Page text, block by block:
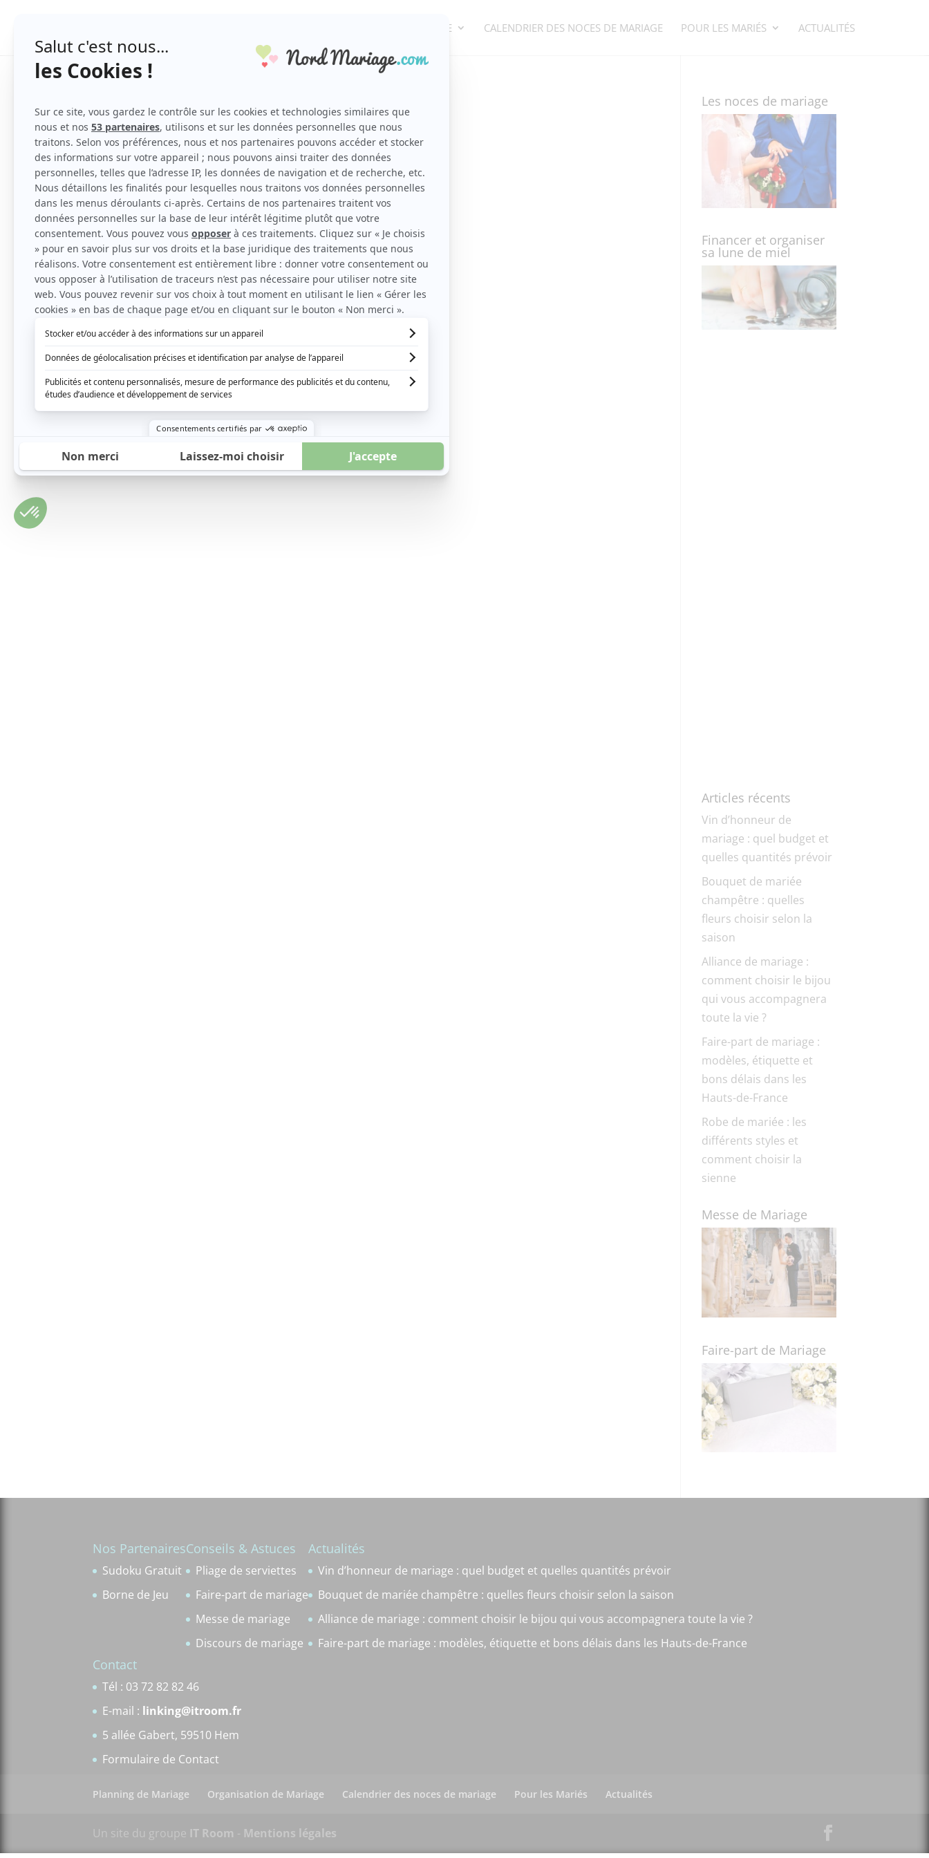
ORGANISATION DE MARIAGE CALENDRIER DES NOCES DE MARIAGE POUR LES MARIÉS ACTUALITÉS
Alliance de mariage Les noces de mariage
Financer et organiser
sa lune de miel
Articles récents
Vin d’honneur de
mariage : quel budget et
quelles quantités prévoir
Bouquet de mariée
champêtre : quelles
fleurs choisir selon la
saison
Alliance de mariage :
comment choisir le bijou
qui vous accompagnera
toute la vie ?
Faire-part de mariage :
modèles, étiquette et
bons délais dans les
Hauts-de-France
Robe de mariée : les
différents styles et
comment choisir la
sienne
Messe de Mariage
Faire-part de Mariage
Nos Partenaires
Sudoku Gratuit
Borne de Jeu
Conseils & Astuces
Pliage de serviettes
Faire-part de mariage
Messe de mariage
Discours de mariage
Actualités
Vin d’honneur de mariage : quel budget et quelles quantités prévoir
Bouquet de mariée champêtre : quelles fleurs choisir selon la saison
Alliance de mariage : comment choisir le bijou qui vous accompagnera toute la vie ?
Faire-part de mariage : modèles, étiquette et bons délais dans les Hauts-de-France
Contact
Tél : 03 72 82 82 46
E-mail : linking@itroom.fr
5 allée Gabert, 59510 Hem
Formulaire de Contact
Planning de Mariage Organisation de Mariage Calendrier des noces de mariage Pour les Mariés Actualités
Un site du groupe IT Room - Mentions légales